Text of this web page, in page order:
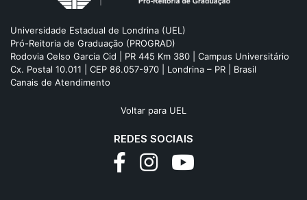
Universidade Estadual de Londrina (UEL)
Pró-Reitoria de Graduação (PROGRAD)
Rodovia Celso Garcia Cid | PR 445 Km 380 | Campus Universitário
Cx. Postal 10.011 | CEP 86.057-970 | Londrina – PR | Brasil
Canais de Atendimento
Voltar para UEL
REDES SOCIAIS